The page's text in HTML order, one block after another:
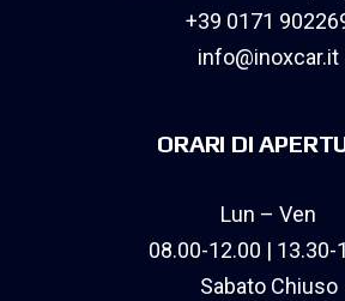
+39 0171
info@inoxcar.it
ORARI DI
Lun – Ven
08.00-12.00 | 13.30-
Sabato Chiuso